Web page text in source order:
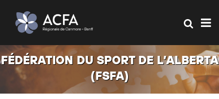
FÉDÉRATION DU SPORT DE L’ALBERTA
(FSFA)